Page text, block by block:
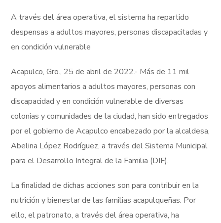
A través del área operativa, el sistema ha repartido
despensas a adultos mayores, personas discapacitadas y
en condición vulnerable
Acapulco, Gro., 25 de abril de 2022.- Más de 11 mil
apoyos alimentarios a adultos mayores, personas con
discapacidad y en condición vulnerable de diversas
colonias y comunidades de la ciudad, han sido entregados
por el gobierno de Acapulco encabezado por la alcaldesa,
Abelina López Rodríguez, a través del Sistema Municipal
para el Desarrollo Integral de la Familia (DIF).
La finalidad de dichas acciones son para contribuir en la
nutrición y bienestar de las familias acapulqueñas. Por
ello, el patronato, a través del área operativa, ha